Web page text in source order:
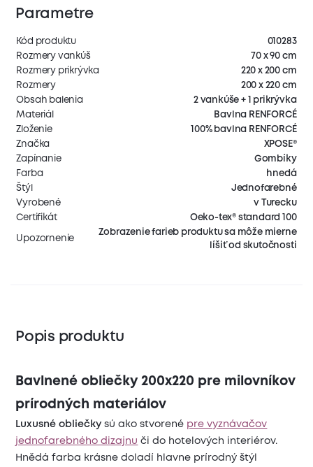
Parametre
Kód produktu
010283
Rozmery vankúš
70 x 90 cm
Rozmery prikrývka
220 x 200 cm
Rozmery
200 x 220 cm
Obsah balenia
2 vankúše + 1 prikrývka
Materiál
Bavlna RENFORCÉ
Zloženie
100% bavlna RENFORCÉ
Značka
XPOSE®
Zapínanie
Gombíky
Farba
hnedá
Štýl
Jednofarebné
Vyrobené
v Turecku
Certifikát
Oeko-tex® standard 100
Upozornenie
Zobrazenie farieb produktu sa môže mierne
líšiť od skutočnosti
Popis produktu
Bavlnené obliečky 200x220 pre milovníkov
prírodných materiálov
Luxusné obliečky sú ako stvorené pre vyznávačov
jednofarebného dizajnu či do hotelových interiérov.
Hnědá farba krásne doladí hlavne prírodný štýl